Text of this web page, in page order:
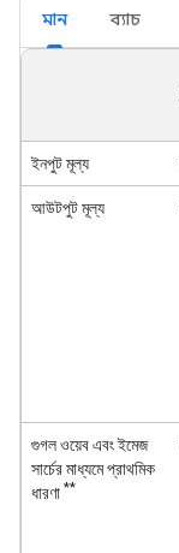
মান ব্যাচ
ইনপুট মূল্য
আউটপুট মূল্য
গুগল ওয়েব এবং ইমেজ
সার্চের মাধ্যমে প্রাথমিক
ধারণা **